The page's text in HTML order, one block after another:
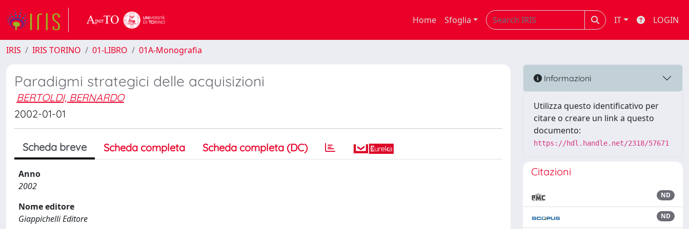
Home Sfoglia IT LOGIN
IRIS IRIS TORINO 01-LIBRO 01A-Monografia
Paradigmi strategici delle acquisizioni
BERTOLDI, BERNARDO
2002-01-01
Scheda breve Scheda completa Scheda completa (DC)
Anno
2002
Nome editore
Giappichelli Editore
Informazioni
Utilizza questo identificativo per
citare o creare un link a questo
documento:
https://hdl.handle.net/2318/57671
Citazioni
ND
ND